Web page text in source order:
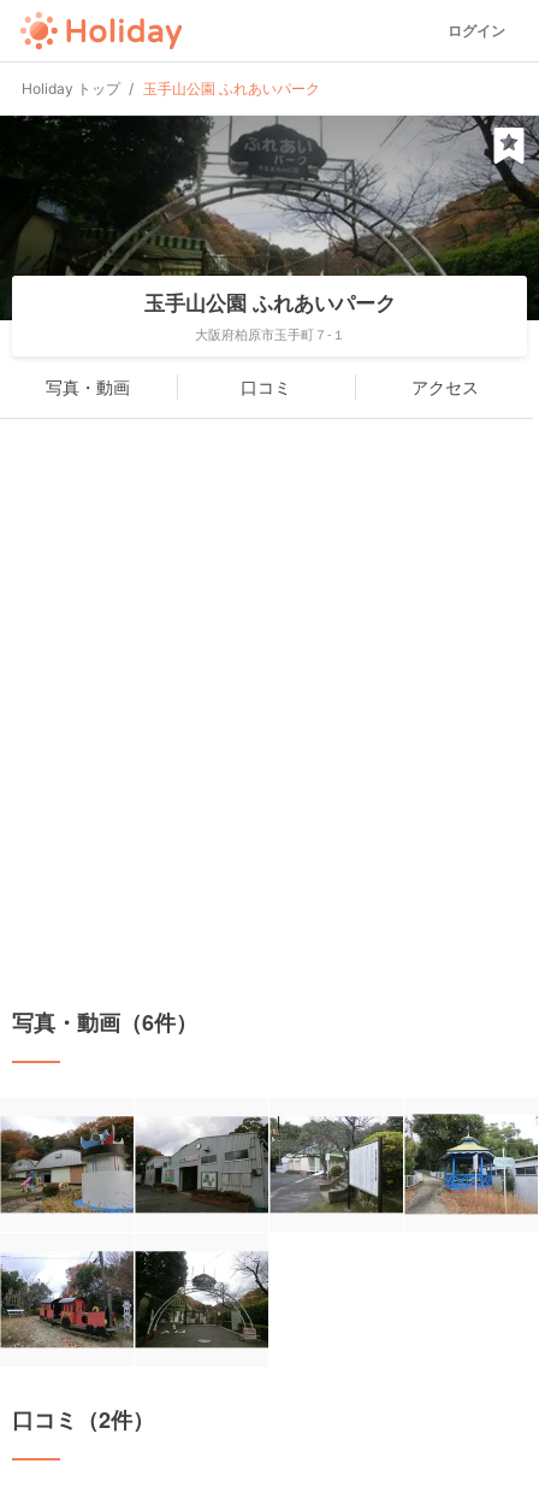
ログイン
Holiday トップ 玉手山公園 ふれあいパーク
玉手山公園 ふれあいパーク
大阪府柏原市玉手町７-１
写真・動画 口コミ アクセス
写真・動画（6件）
口コミ（2件）